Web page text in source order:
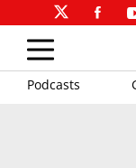
Podcasts